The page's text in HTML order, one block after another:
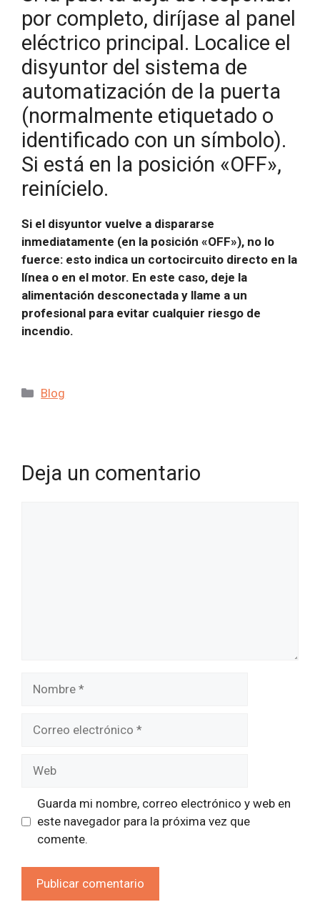
por completo, diríjase al panel
eléctrico principal. Localice el
disyuntor del sistema de
automatización de la puerta
(normalmente etiquetado o
identificado con un símbolo).
Si está en la posición «OFF»,
reinícielo.
Si el disyuntor vuelve a dispararse
inmediatamente (en la posición «OFF»), no lo
fuerce: esto indica un cortocircuito directo en la
línea o en el motor. En este caso, deje la
alimentación desconectada y llame a un
profesional para evitar cualquier riesgo de
incendio.
Categorías
Blog
Deja un comentario
Guarda mi nombre, correo electrónico y web en
este navegador para la próxima vez que
comente.